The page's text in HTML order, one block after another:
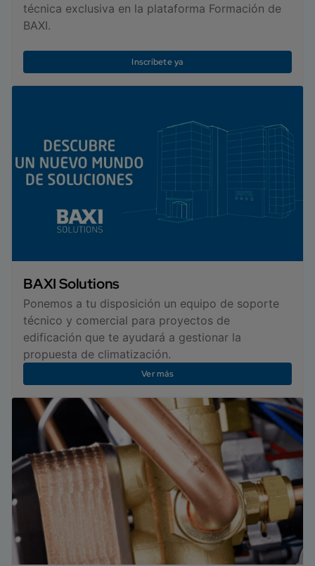
técnica exclusiva en la plataforma Formación de
BAXI.
Inscríbete ya
BAXI Solutions
Ponemos a tu disposición un equipo de soporte
técnico y comercial para proyectos de
edificación que te ayudará a gestionar la
propuesta de climatización.
Ver más